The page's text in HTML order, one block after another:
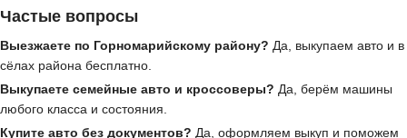
Частые вопросы
Выезжаете по Горномарийскому району? Да, выкупаем авто и в
сёлах района бесплатно.
Выкупаете семейные авто и кроссоверы? Да, берём машины
любого класса и состояния.
Купите авто без документов? Да, оформляем выкуп и поможем